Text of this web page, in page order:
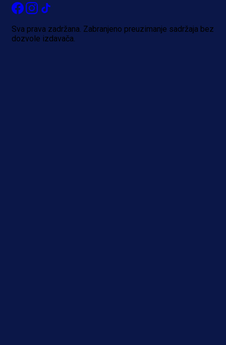
Sva prava zadržana. Zabranjeno preuzimanje sadržaja bez
dozvole izdavača.